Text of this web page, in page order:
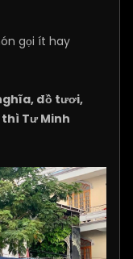
gọi ít hay
đồ tươi,
Tư Minh